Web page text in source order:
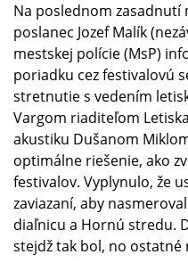
Na poslednom zasadnutí
poslanec Jozef Malík
mestskej polície (MsP)
poriadku cez festivalovú
stretnutie s vedením
Vargom riaditeľom
akustiku Dušanom
optimálne riešenie, ako
festivalov. Vyplynulo, že
zaviazaní, aby
diaľnicu a Hornú stredu.
stejdž tak bol, no ostatné